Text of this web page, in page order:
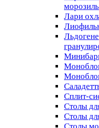
Лари
Сплит-
Столы
Столы